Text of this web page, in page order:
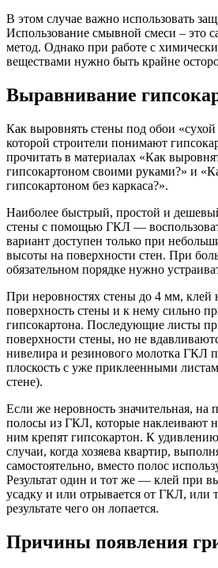
В этом случае важно использовать
Использование смывной смеси – это
метод. Однако при работе с
веществами нужно быть крайне
Выравнивание
Как выровнять стены под обои
которой строители понимают
прочитать в материалах «Как
гипсокартоном своими руками?» и
гипсокартоном без каркаса?».
Наиболее быстрый, простой и
стены с помощью ГКЛ —
вариант доступен только при
высоты на поверхности стен. При
обязательном порядке нужно
При неровностях стены до 4 мм, клей
поверхность стены и к нему сильно
гипсокартона. Последующие листы
поверхности стены, но не
нивелира и резинового молотка ГКЛ
плоскость с уже приклеенными
стене).
Если же неровность значительная, на
полосы из ГКЛ, которые наклеивают
ним крепят гипсокартон. К
случаи, когда хозяева квартир,
самостоятельно, вместо полос
Результат один и тот же — клей при
усадку и или отрывается от ГКЛ, или
результате чего он лопается.
Причины появления